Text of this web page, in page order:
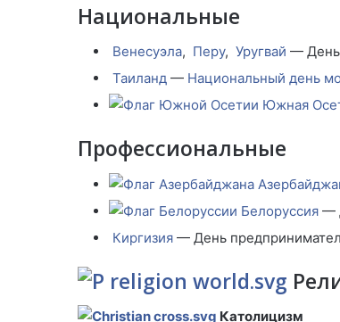
Национальные
Венесуэла, Перу, Уругвай — День
Таиланд — Национальный день
Южная
Профессиональные
Белоруссия —
Киргизия — День
Католицизм